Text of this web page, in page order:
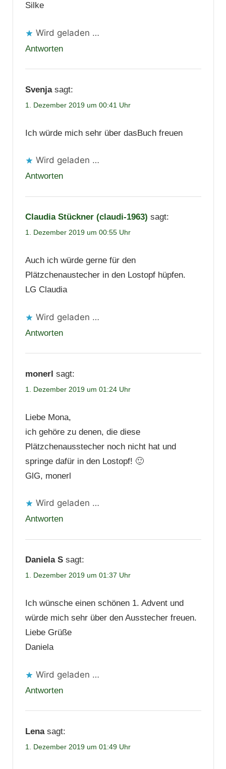
Silke
Wird geladen …
Antworten
Svenja sagt:
1. Dezember 2019 um 00:41 Uhr
Ich würde mich sehr über dasBuch freuen
Wird geladen …
Antworten
Claudia Stückner (claudi-1963) sagt:
1. Dezember 2019 um 00:55 Uhr
Auch ich würde gerne für den
Plätzchenaustecher in den Lostopf hüpfen.
LG Claudia
Wird geladen …
Antworten
monerl sagt:
1. Dezember 2019 um 01:24 Uhr
Liebe Mona,
ich gehöre zu denen, die diese
Plätzchenausstecher noch nicht hat und
springe dafür in den Lostopf! 🙂
GlG, monerl
Wird geladen …
Antworten
Daniela S sagt:
1. Dezember 2019 um 01:37 Uhr
Ich wünsche einen schönen 1. Advent und
würde mich sehr über den Ausstecher freuen.
Liebe Grüße
Daniela
Wird geladen …
Antworten
Lena sagt:
1. Dezember 2019 um 01:49 Uhr